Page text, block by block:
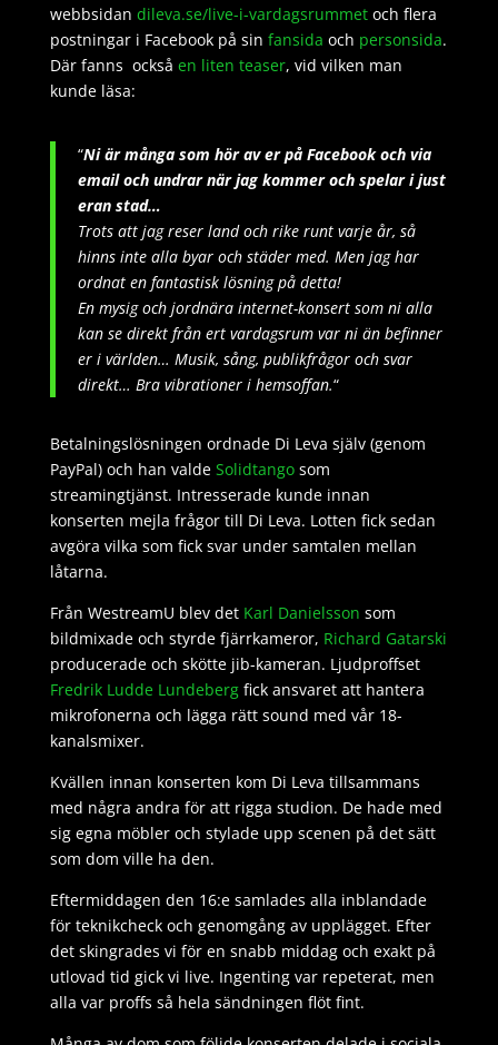
webbsidan dileva.se/live-i-vardagsrummetoch flera
postningar i Facebook på sin fansida och personsida.
Där fanns också en liten teaser, vid vilken man
kunde läsa:
“Ni är många som hör av er på Facebook och via
email och undrar när jag kommer och spelar i just
eran stad…
Trots att jag reser land och rike runt varje år, så
hinns inte alla byar och städer med. Men jag har
ordnat en fantastisk lösning på detta!
En mysig och jordnära internet-konsert som ni alla
kan se direkt från ert vardagsrum var ni än befinner
er i världen… Musik, sång, publikfrågor och svar
direkt… Bra vibrationer i hemsoffan.“
Betalningslösningen ordnade Di Leva själv (genom
PayPal) och han valde Solidtangosom
streamingtjänst. Intresserade kunde innan
konserten mejla frågor till Di Leva. Lotten fick sedan
avgöra vilka som fick svar under samtalen mellan
låtarna.
Från WestreamU blev det Karl Danielsson som
bildmixade och styrde fjärrkameror, Richard Gatarski
producerade och skötte jib-kameran. Ljudproffset
Fredrik Ludde Lundebergfick ansvaret att hantera
mikrofonerna och lägga rätt sound med vår 18-
kanalsmixer.
Kvällen innan konserten kom Di Leva tillsammans
med några andra för att rigga studion. De hade med
sig egna möbler och stylade upp scenen på det sätt
som dom ville ha den.
Eftermiddagen den 16:e samlades alla inblandade
för teknikcheck och genomgång av upplägget. Efter
det skingrades vi för en snabb middag och exakt på
utlovad tid gick vi live. Ingenting var repeterat, men
alla var proffs så hela sändningen flöt fint.